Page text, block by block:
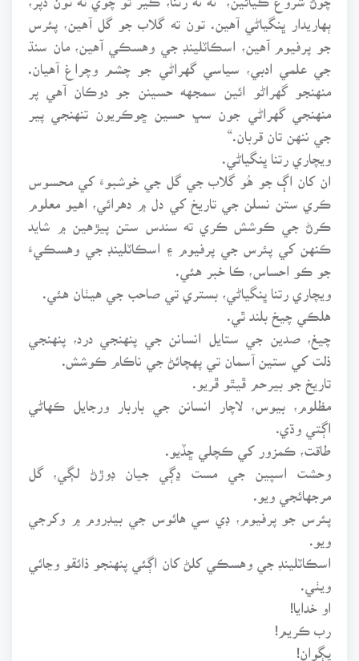
ٻهاريدار ڀنگياڻي آهين. تون ته گلاب جو گل آهين، پئرس
جو پرفيوم آهين، اسڪاٽلينڊ جي وهسڪي آهين، مان سنڌ
جي علمي ادبي، سياسي گهراڻي جو چشم وچراغ آهيان.
منهنجو گهراڻو ائين سمجهه حسينن جو دوڪان آهي پر
منهنجي گهراڻي جون سڀ حسين ڇوڪريون تنهنجي پير
جي ننهن تان قربان.“
ويچاري رتنا ڀنگياڻي.
ان کان اڳ جو هُو گلاب جي گل جي خوشبوءَ کي محسوس
ڪري ستن نسلن جي تاريخ کي دل ۾ دهرائي، اهيو معلوم
ڪرڻ جي ڪوشش ڪري ته سندس ستن پيڙهين ۾ شايد
ڪنهن کي پئرس جي پرفيوم ۽ اسڪاٽلينڊ جي وهسڪيءَ
جو ڪو احساس، ڪا خبر هئي.
ويچاري رتنا ڀنگياڻي، بستري تي صاحب جي هيٺان هئي.
هلڪي چيخ بلند ٿي.
چيغ، صدين جي ستايل انسانن جي پنهنجي درد، پنهنجي
ذلت کي ستين آسمان تي پهچائڻ جي ناڪام ڪوشش.
تاريخ جو بيرحم ڦيٿو ڦريو.
مظلوم، بيوس، لاچار انسانن جي باربار ورجايل ڪهاڻي
اڳتي وڌي.
طاقت، ڪمزور کي ڪچلي ڇڏيو.
وحشت اسپين جي مست ڍڳي جيان ڊوڙڻ لڳي، گل
مرجهائجي ويو.
پئرس جو پرفيوم، ڊي سي هائوس جي بيڊروم ۾ وکرجي
اسڪاٽلينڊ جي وهسڪي کلڻ کان اڳئي پنهنجو ذائقو وڃائي
او خدايا!
رب ڪريم!
ڀڳوان!